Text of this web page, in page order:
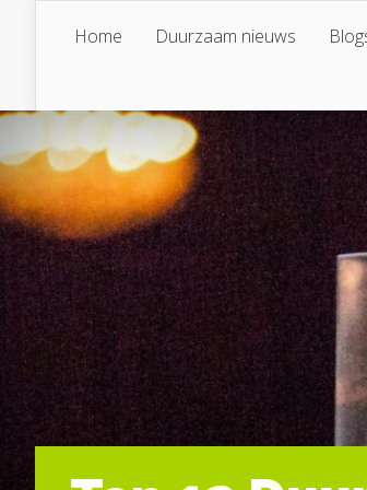
Home Duurzaam nieuws